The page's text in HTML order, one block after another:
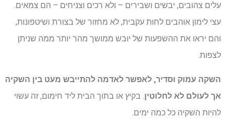
עלים צהובים, יבשים ושבירים – ולא רכים וצניחים – הם צמאים.
עצי לימון אוהבים לחות עקבית, לא מחזור של בצורת ושיטפונות,
והם יראו את ההשפעות של יובש ממושך מהר יותר ממה שניתן
לצפות.
השקה עמוק וסדיר, לאפשר לאדמה להתייבש מעט בין השקיה
אך לעולם לא לחלוטין . בקיץ או בתוך הבית ליד חימום, זה עשוי
להיות השקיה כל כמה ימים.